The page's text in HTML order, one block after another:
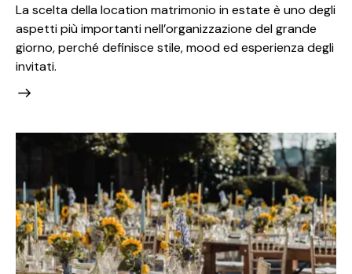
La scelta della location matrimonio in estate è uno degli
aspetti più importanti nell’organizzazione del grande
giorno, perché definisce stile, mood ed esperienza degli
invitati.